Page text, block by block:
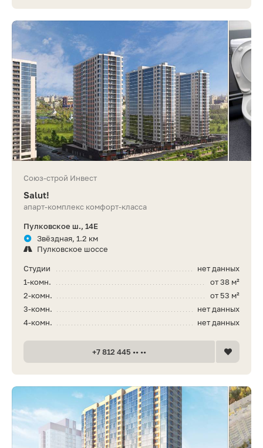
Союз-строй Инвест
Salut!
апарт-комплекс комфорт-класса
Пулковское ш., 14Е
Звёздная, 1.2 км
Пулковское шоссе
нет данных
Студии
от 38 м²
1-комн.
от 53 м²
2-комн.
нет данных
3-комн.
нет данных
4-комн.
+7 812 445 •• ••